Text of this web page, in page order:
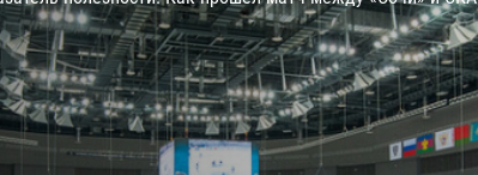
Дивизион Чернышева
Авангард
Адмирал
КХЛ